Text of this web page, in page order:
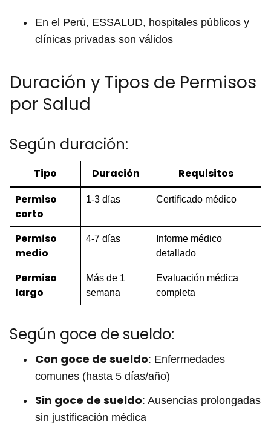
En el Perú, ESSALUD, hospitales públicos y
clínicas privadas son válidos
Duración y Tipos de Permisos
por Salud
Según duración:
Tipo Duración
Requisitos
Permiso
corto
1-3 días Certificado médico
Permiso
medio
4-7 días
Informe médico
detallado
Permiso
largo
Más de 1
semana
Evaluación médica
completa
Según goce de sueldo:
Con goce de sueldo: Enfermedades
comunes (hasta 5 días/año)
Sin goce de sueldo: Ausencias prolongadas
sin justificación médica